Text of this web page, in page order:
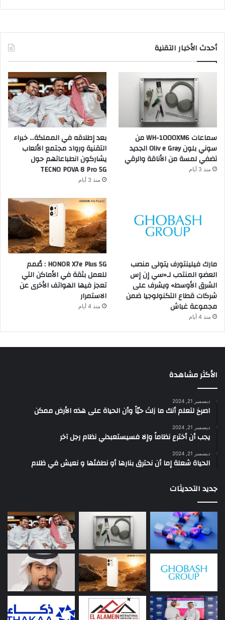
أحدث الأخبار التقنية
سماعات WH-1000XM6 من
سوني بلون Oliv e Gray الجديد
تضفي لمسة من الأناقة والرقي
منذ 3 أيام
بعد إطلاقه في المملكة… خبراء
التقنية ورواد مجتمع الألعاب
يشاركون انطباعاتهم حول
TECNO POVA 8 Pro 5G
منذ 3 أيام
مارك فيلينتورف يتولى منصب
العضو المنتدب لـ«سي إن إس
الشرق الأوسط» ويشرف على
شركات قطاع التكنولوجيا ضمن
مجموعة غباش
منذ 4 أيام
HONOR X7e Plus 5G : صُمم
للعمل بثقة في الأماكن التي
تعجز فيها الهواتف الأخرى عن
الاستمرار
منذ 4 أيام
الأكثر مشاهدة
ديسمبر 21, 2024
‫اصرخ لتعلم أنك ما زلتَ حيّاً وأن الحياة على هذه الأرض ممكن
ديسمبر 21, 2024
يجب أن أخترع نظاماً وإلا فسيستعبدني نظام رجل آخر
ديسمبر 21, 2024
الحياة شعلة إما أن نحترق بنارها أو نطفئها و نعيش في ظلام
جديد التحديثات